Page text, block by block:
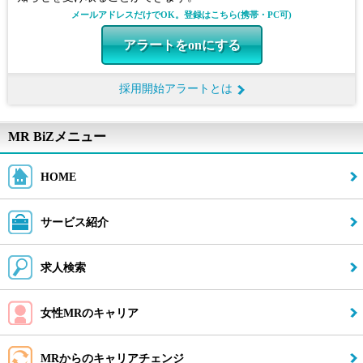
メールアドレスだけでOK。登録はこちら(携帯・PC可)
アラートをonにする
採用開始アラートとは
MR BiZメニュー
HOME
サービス紹介
求人検索
女性MRのキャリア
MRからのキャリアチェンジ